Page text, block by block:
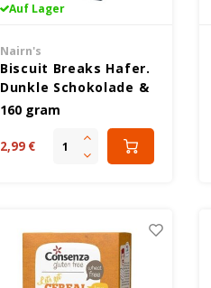
Auf Lager
Nairn's
Biscuit Breaks Hafer.
Dunkle Schokolade &
Kokosnuss -
160 gram
2,99 €